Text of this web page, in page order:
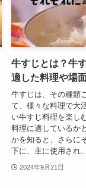
牛すじとは？牛
適した料理や場
牛すじは、その種類
て、様々な料理で大
い牛すじ料理を楽し
料理に適しているか
かを知ると、さらに
下に、主に使用され
2024年9月21日